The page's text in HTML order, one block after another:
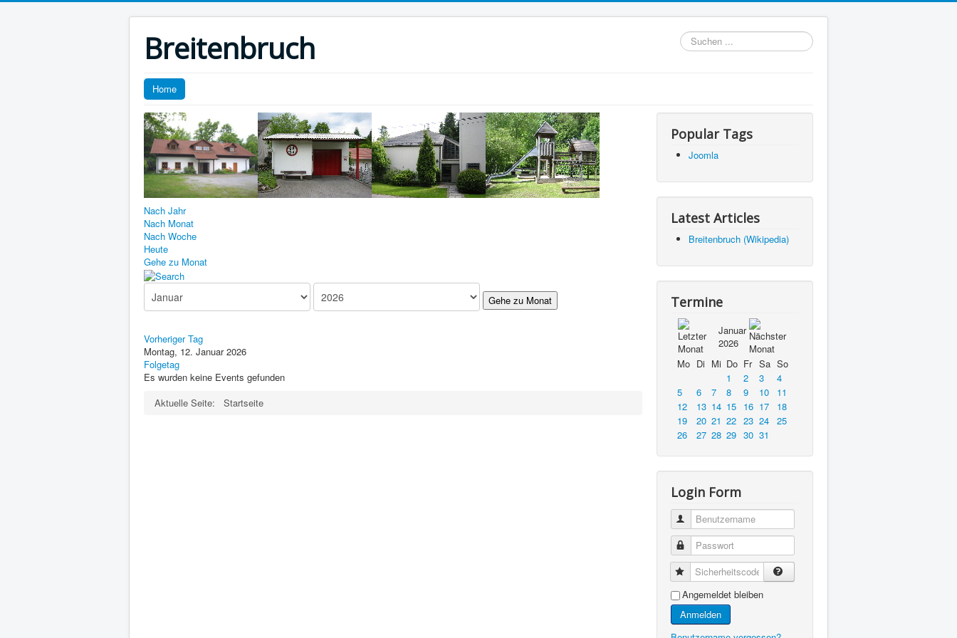
Breitenbruch
Suchen
...
Home
Nach Jahr
Nach Monat
Nach Woche
Heute
Gehe zu Monat
Gehe zu Monat
Vorheriger Tag
Montag, 12. Januar 2026
Folgetag
Es wurden keine Events gefunden
Aktuelle Seite:
Startseite
Popular Tags
Joomla
Latest Articles
Breitenbruch (Wikipedia)
Termine
Januar
2026
Mo Di Mi Do Fr Sa So
1
2 3
4
5
6 7 8 9 10
11
12
13 14 15 16 17
18
19
20 21 22 23 24
25
26
27 28 29 30 31
Login Form
Benutzername
Passwort
Sicherheitscode
Angemeldet bleiben
Anmelden